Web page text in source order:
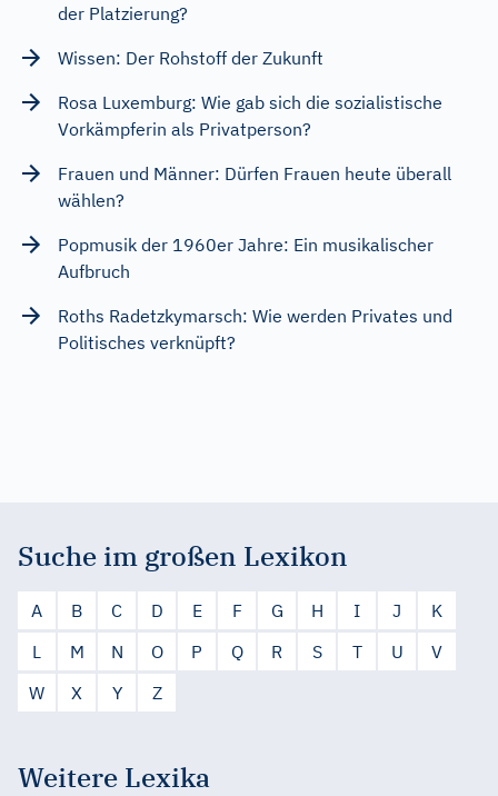
der Platzierung?
Wissen: Der Rohstoff der Zukunft
Rosa Luxemburg: Wie gab sich die sozialistische
Vorkämpferin als Privatperson?
Frauen und Männer: Dürfen Frauen heute überall
wählen?
Popmusik der 1960er Jahre: Ein musikalischer
Aufbruch
Roths Radetzkymarsch: Wie werden Privates und
Politisches verknüpft?
Suche im großen Lexikon
A B C D E F G H I J
K
L
M N O P Q R S T U
V
W
X Y Z
Weitere Lexika